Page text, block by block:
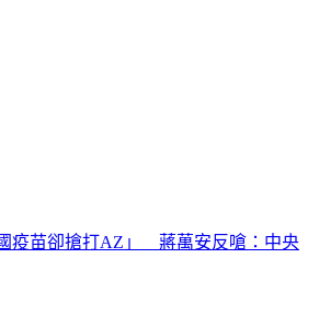
鷺」最快今晚生成 最新路徑曝